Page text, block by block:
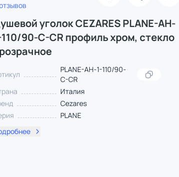
уголок CEZARES PLANE-AH-
110/90-C-CR профиль хром, стекло
PLANE-AH-1-110/90-
C-CR
Италия
Cezares
PLANE